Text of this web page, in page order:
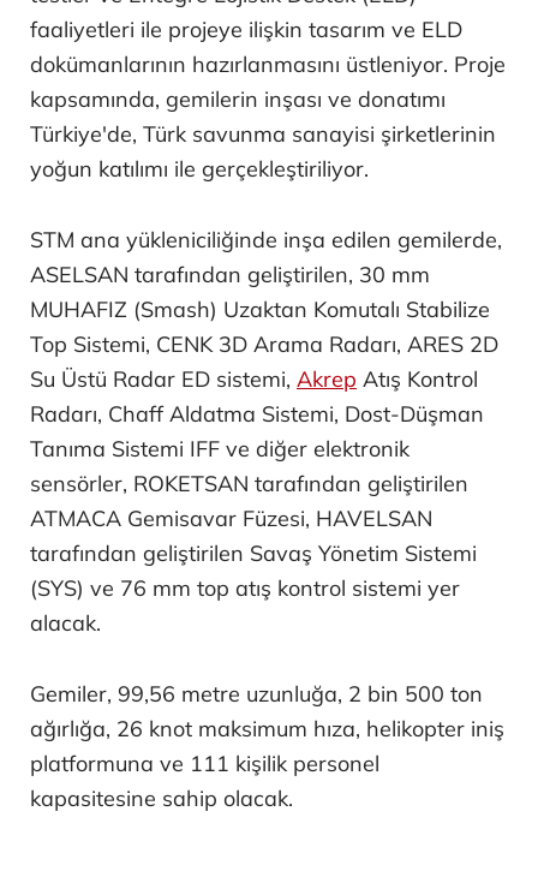
faaliyetleri ile projeye ilişkin tasarım ve ELD
dokümanlarının hazırlanmasını üstleniyor. Proje
kapsamında, gemilerin inşası ve donatımı
Türkiye'de, Türk savunma sanayisi şirketlerinin
yoğun katılımı ile gerçekleştiriliyor.
STM ana yükleniciliğinde inşa edilen gemilerde,
ASELSAN tarafından geliştirilen, 30 mm
MUHAFIZ (Smash) Uzaktan Komutalı Stabilize
Top Sistemi, CENK 3D Arama Radarı, ARES 2D
Su Üstü Radar ED sistemi, Akrep Atış Kontrol
Radarı, Chaff Aldatma Sistemi, Dost-Düşman
Tanıma Sistemi IFF ve diğer elektronik
sensörler, ROKETSAN tarafından geliştirilen
ATMACA Gemisavar Füzesi, HAVELSAN
tarafından geliştirilen Savaş Yönetim Sistemi
(SYS) ve 76 mm top atış kontrol sistemi yer
alacak.
Gemiler, 99,56 metre uzunluğa, 2 bin 500 ton
ağırlığa, 26 knot maksimum hıza, helikopter iniş
platformuna ve 111 kişilik personel
kapasitesine sahip olacak.